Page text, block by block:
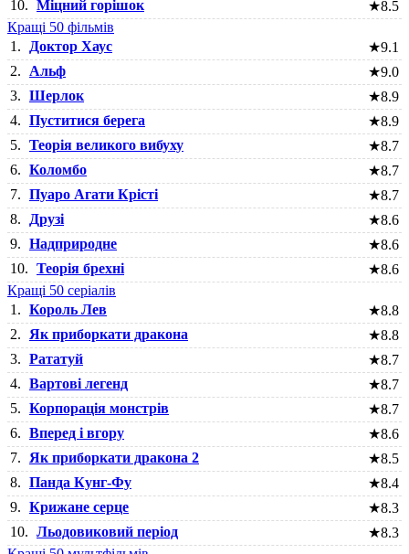
10. Міцний горішок ★8.5
Кращі 50 фільмів
1.
Доктор Хаус ★9.1
2.
Альф ★9.0
3. Шерлок ★8.9
4. Пуститися берега ★8.9
5. Теорія великого вибуху ★8.7
6. Коломбо ★8.7
7. Пуаро Агати Крісті ★8.7
8.
Друзі ★8.6
9. Надприродне ★8.6
10. Теорія брехні ★8.6
Кращі 50 серіалів
1. Король Лев ★8.8
2.
Як приборкати дракона ★8.8
3. Рататуй ★8.7
4. Вартові легенд ★8.7
5. Корпорація монстрів ★8.7
6. Вперед і вгору ★8.6
7.
Як приборкати дракона 2 ★8.5
8. Панда Кунг-Фу ★8.4
9. Крижане серце ★8.3
10. Льодовиковий період ★8.3